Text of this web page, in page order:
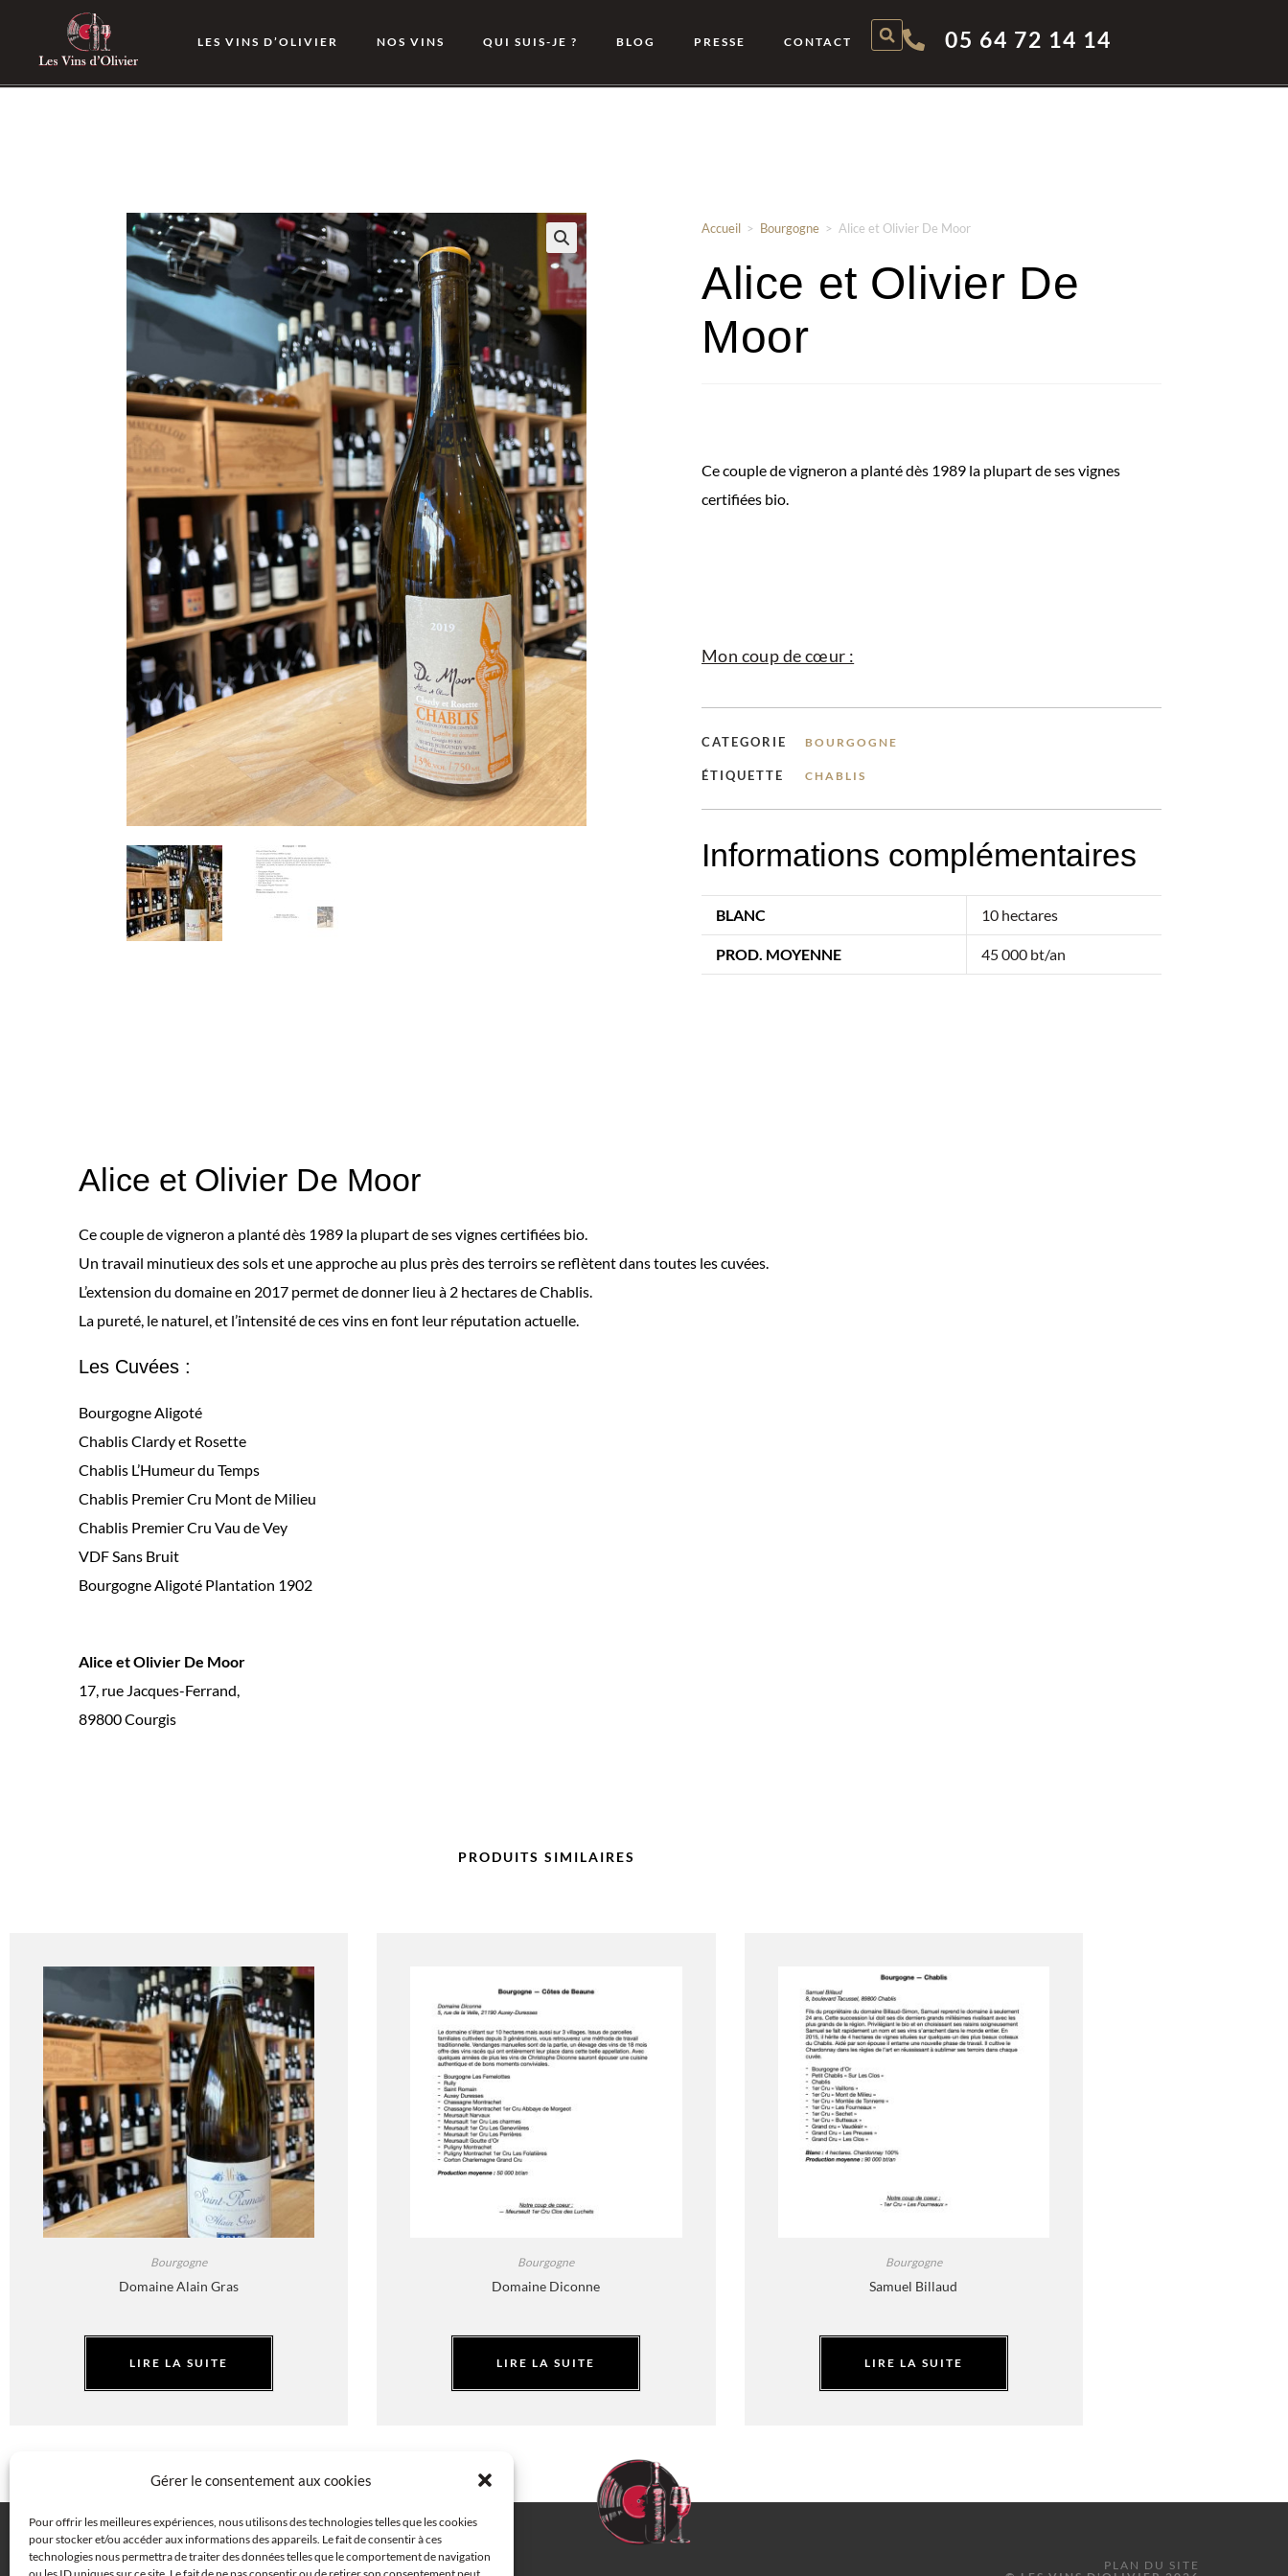
Gérer le consentement aux cookies
Pour offrir les meilleures expériences, nous utilisons des technologies telles que les cookies
pour stocker et/ou accéder aux informations des appareils. Le fait de consentir à ces
technologies nous permettra de traiter des données telles que le comportement de navigation
LES VINS D’OLIVIER NOS VINS QUI SUIS-JE ? BLOG PRESSE CONTACT 05 64 72 14 14
🔍
Accueil > Bourgogne > Alice et Olivier De Moor
Alice et Olivier De
Moor
Ce couple de vigneron a planté dès 1989 la plupart de ses vignes
certifiées bio.
Mon coup de cœur :
CATEGORIE BOURGOGNE
ÉTIQUETTE CHABLIS
Informations complémentaires
BLANC 10 hectares
PROD. MOYENNE 45 000 bt/an
Alice et Olivier De Moor
Ce couple de vigneron a planté dès 1989 la plupart de ses vignes certifiées bio.
Un travail minutieux des sols et une approche au plus près des terroirs se reflètent dans toutes les cuvées.
L’extension du domaine en 2017 permet de donner lieu à 2 hectares de Chablis.
La pureté, le naturel, et l’intensité de ces vins en font leur réputation actuelle.
Les Cuvées :
Bourgogne Aligoté
Chablis Clardy et Rosette
Chablis L’Humeur du Temps
Chablis Premier Cru Mont de Milieu
Chablis Premier Cru Vau de Vey
VDF Sans Bruit
Bourgogne Aligoté Plantation 1902
Alice et Olivier De Moor
17, rue Jacques-Ferrand,
89800 Courgis
PRODUITS SIMILAIRES
Bourgogne
Domaine Alain Gras
LIRE LA SUITE
Bourgogne
Domaine Diconne
LIRE LA SUITE
Bourgogne
Samuel Billaud
LIRE LA SUITE
FAQCENTRE JURIDIQUECOOKIES (UE)
PLAN DU SITE